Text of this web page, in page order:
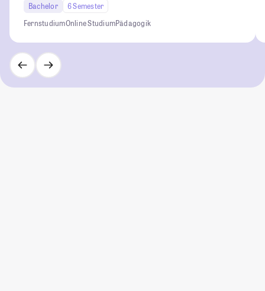
Bachelor
6 Semester
FernstudiumOnline StudiumPädagogik